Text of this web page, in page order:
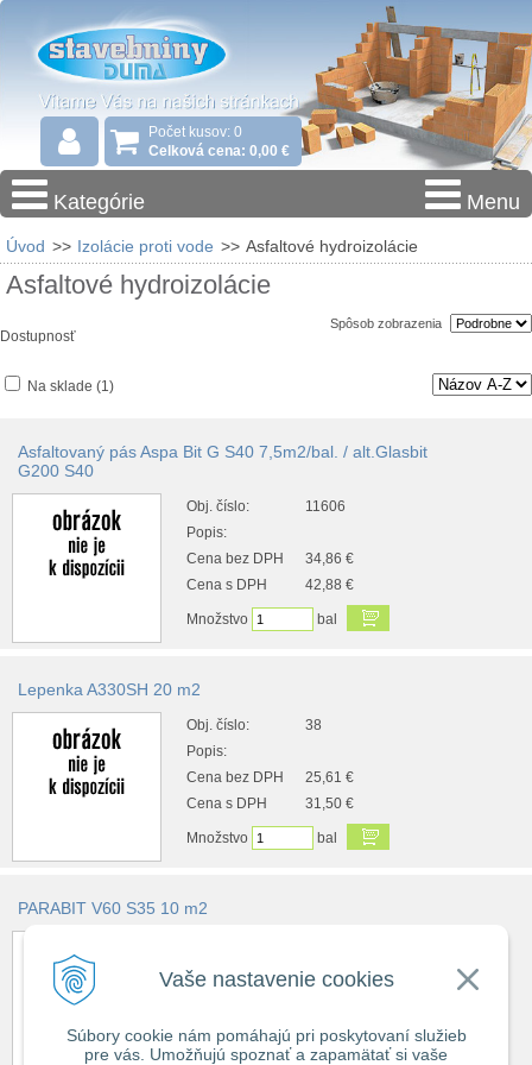
Vaše nastavenie cookies
Súbory cookie nám pomáhajú pri poskytovaní služieb
pre vás. Umožňujú spoznať a zapamätať si vaše
Počet kusov: 0
Celková cena: 0,00 €
Kategórie Menu
Úvod >> Izolácie proti vode >> Asfaltové hydroizolácie
Asfaltové hydroizolácie
Spôsob zobrazenia
Dostupnosť
Na sklade (1)
Asfaltovaný pás Aspa Bit G S40 7,5m2/bal. / alt.Glasbit
G200 S40
Obj. číslo:
11606
Popis:
Cena bez DPH
34,86 €
Cena s DPH
42,88 €
Množstvo bal
Lepenka A330SH 20 m2
Obj. číslo:
38
Popis:
Cena bez DPH
25,61 €
Cena s DPH
31,50 €
Množstvo bal
PARABIT V60 S35 10 m2
Popis:
(399 € s dph / m2)